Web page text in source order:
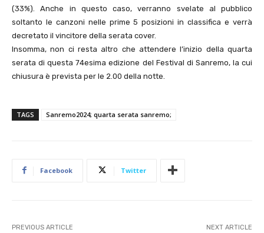
(33%). Anche in questo caso, verranno svelate al pubblico
soltanto le canzoni nelle prime 5 posizioni in classifica e verrà
decretato il vincitore della serata cover.
Insomma, non ci resta altro che attendere l’inizio della quarta
serata di questa 74esima edizione del Festival di Sanremo, la cui
chiusura è prevista per le 2.00 della notte.
TAGS Sanremo2024; quarta serata sanremo;
Facebook Twitter
PREVIOUS ARTICLE NEXT ARTICLE